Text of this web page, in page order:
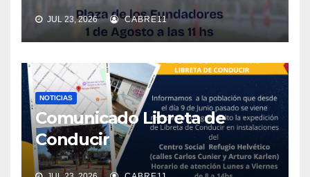
JUL 23, 2026 CABRE11
NOTICIAS
Comunicado Libreta de
Conducir